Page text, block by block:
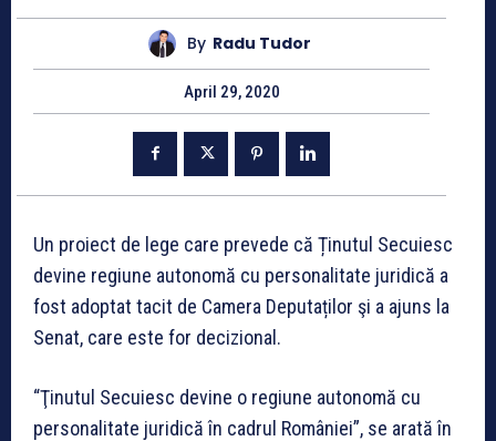
By Radu Tudor
April 29, 2020
Un proiect de lege care prevede că Ținutul Secuiesc
devine regiune autonomă cu personalitate juridică a
fost adoptat tacit de Camera Deputaților şi a ajuns la
Senat, care este for decizional.
“Ţinutul Secuiesc devine o regiune autonomă cu
personalitate juridică în cadrul României”, se arată în